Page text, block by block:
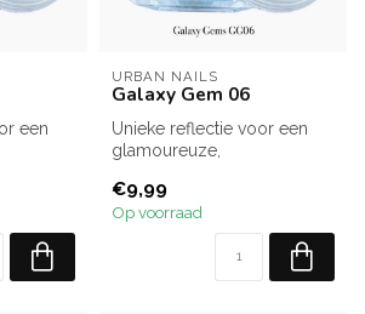
een
URBAN NAILS
Galaxy Gem 06
Unieke reflectie voor een
glamoureuze,
€9,99
Op voorraad